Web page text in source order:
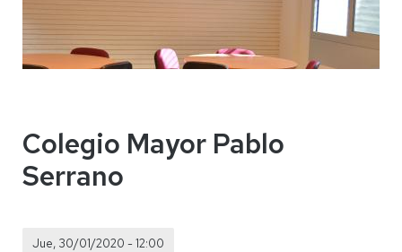
Colegio Mayor Pablo
Serrano
Jue, 30/01/2020 - 12:00